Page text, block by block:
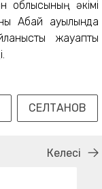
облысының әкімі
Абай ауылында
жауапты
СЕЛТАНОВ
Келесі